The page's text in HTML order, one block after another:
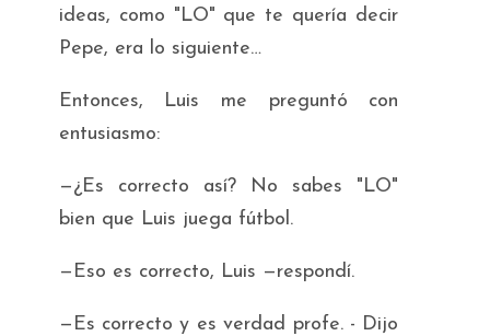
ideas, como "LO" que te quería decir
Pepe, era lo siguiente…
Entonces, Luis me preguntó con
entusiasmo:
—¿Es correcto así? No sabes "LO"
bien que Luis juega fútbol.
—Eso es correcto, Luis —respondí.
—Es correcto y es verdad profe. - Dijo